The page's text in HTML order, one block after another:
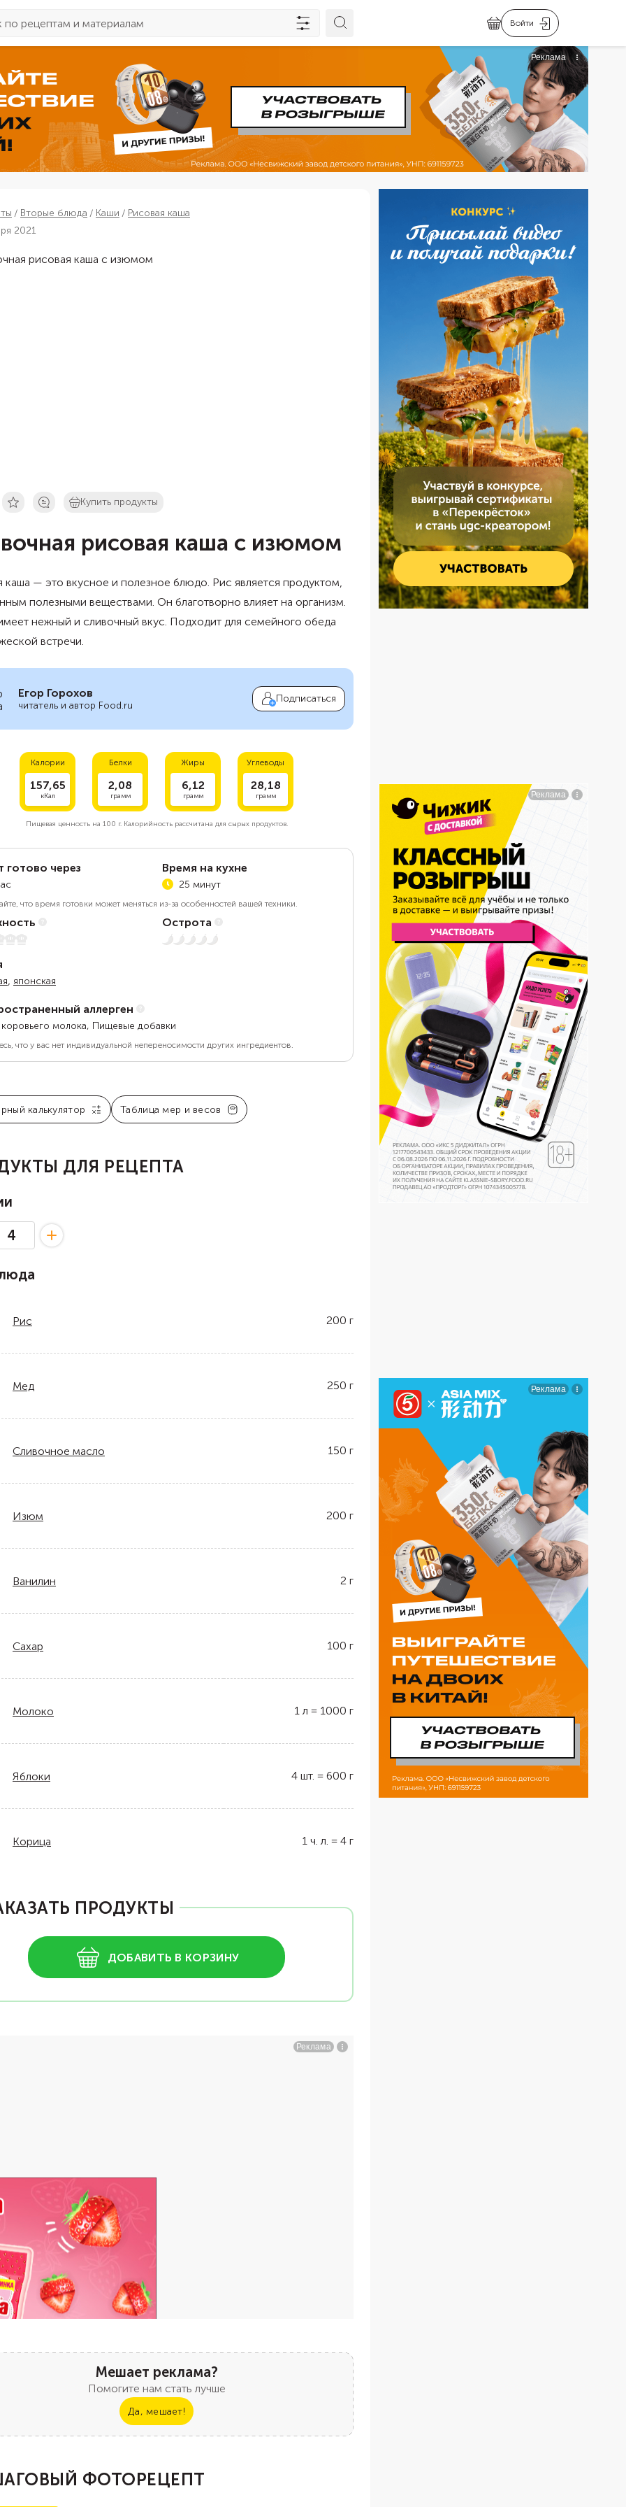
Войти
Вторые блюда Каши
Рисовая каша
2021
Купить продукты
рисовая каша с изюмом
каша — это вкусное и полезное блюдо. Рис является продуктом,
полезными веществами. Он благотворно влияет на организм.
нежный и сливочный вкус. Подходит для семейного обеда
встречи.
Егор Горохов
читатель и автор Food.ru
Подписаться
Калории
157,65
кКал
Белки
2,08
грамм
Жиры
6,12
грамм
Углеводы
28,18
грамм
Пищевая ценность на 100 г.Калорийность рассчитана для сырых продуктов.
готово через Время на кухне
25 минут
что время готовки может меняться из-за особенностей вашей техники.
Острота
Нет остроты
, японская
аллерген
молока, Пищевые добавки
что у вас нет индивидуальной непереносимости других ингредиентов.
калькулятор Таблица мер и весов
ДЛЯ РЕЦЕПТА
Рис 200 г
Мед 250 г
Сливочное масло 150 г
Изюм 200 г
Ванилин 2 г
Сахар 100 г
Молоко 1 л = 1000 г
Яблоки 4 шт. = 600 г
Корица 1 ч. л. = 4 г
ПРОДУКТЫ
ДОБАВИТЬ В КОРЗИНУ
Мешает реклама?
Помогите нам стать лучше
Да, мешает!
ФОТОРЕЦЕПТ